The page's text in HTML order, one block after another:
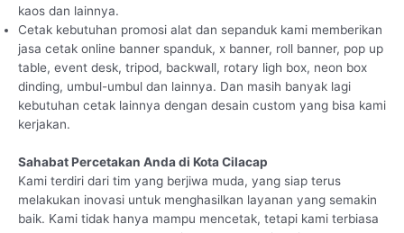
kaos dan lainnya.
Cetak kebutuhan promosi alat dan sepanduk kami memberikan
jasa cetak online banner spanduk, x banner, roll banner, pop up
table, event desk, tripod, backwall, rotary ligh box, neon box
dinding, umbul-umbul dan lainnya. Dan masih banyak lagi
kebutuhan cetak lainnya dengan desain custom yang bisa kami
kerjakan.
Sahabat Percetakan Anda di Kota Cilacap
Kami terdiri dari tim yang berjiwa muda, yang siap terus
melakukan inovasi untuk menghasilkan layanan yang semakin
baik. Kami tidak hanya mampu mencetak, tetapi kami terbiasa